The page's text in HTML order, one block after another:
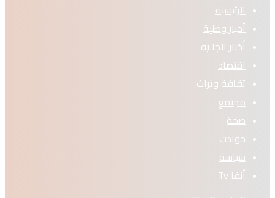
الرئيسية
أخبار وطنية
أخبار الجالية
اقتصاد
ثقافة وتراث
مجتمع
صحة
حوادث
سياسة
أنفا Tv